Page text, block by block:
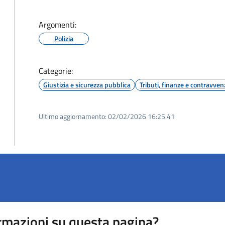
Argomenti:
Polizia
Categorie:
Giustizia e sicurezza pubblica Tributi, finanze e
Ultimo aggiornamento:02/02/2026 16:25.41